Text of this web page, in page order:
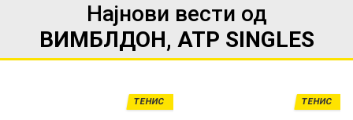
Најнови вести од
ВИМБЛДОН, ATP SINGLES
ТЕНИС ТЕНИС